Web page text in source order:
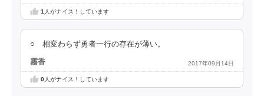
1人がナイス！しています
○ 相変わらず勇者一行の存在が薄い。
霧香 2017年09月14日
0人がナイス！しています